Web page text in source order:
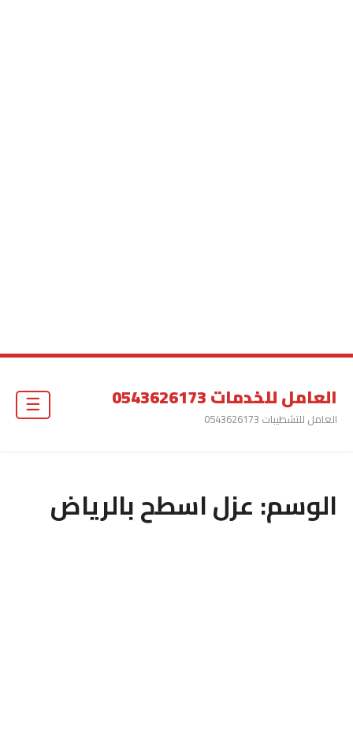
العامل للخدمات 0543626173
العامل للتشطيبات 0543626173
الوسم:عزل اسطح بالرياض